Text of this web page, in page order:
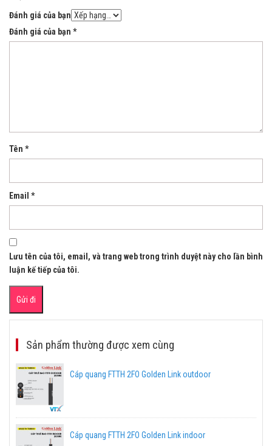
Đánh giá của bạn
Đánh giá của bạn *
Tên *
Email *
Lưu tên của tôi, email, và trang web trong trình duyệt này cho lần bình
luận kế tiếp của tôi.
Sản phẩm thường được xem cùng
Cáp quang FTTH 2FO Golden Link outdoor
Cáp quang FTTH 2FO Golden Link indoor